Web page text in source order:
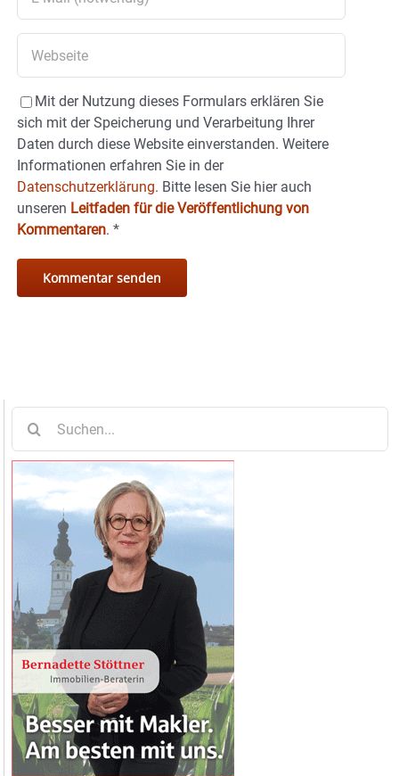
Mit der Nutzung dieses Formulars erklären Sie
sich mit der Speicherung und Verarbeitung Ihrer
Daten durch diese Website einverstanden. Weitere
Informationen erfahren Sie in der
Datenschutzerklärung. Bitte lesen Sie hier auch
unseren Leitfaden für die Veröffentlichung von
Kommentaren. *
nach: